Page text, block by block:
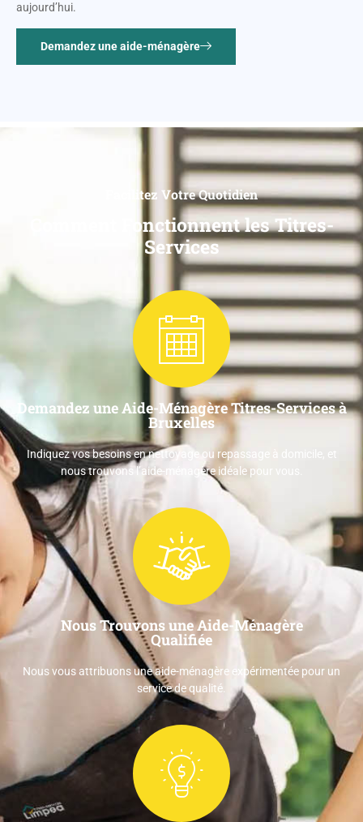
aujourd’hui.
Demandez une aide-ménagère
Facilitez Votre Quotidien
Comment Fonctionnent les Titres-
Services
Demandez une Aide-Ménagère Titres-Services à
Bruxelles
Indiquez vos besoins en nettoyage ou repassage à domicile, et
nous trouvons l’aide-ménagère idéale pour vous.
Nous Trouvons une Aide-Ménagère
Qualifiée
Nous vous attribuons une aide-ménagère expérimentée pour un
service de qualité.